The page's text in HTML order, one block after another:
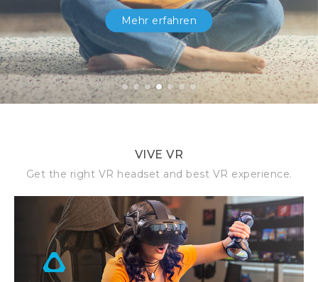
Mehr erfahren
1 2 3 4 5 6 7
VIVE VR
Get the right VR headset and best VR experience.